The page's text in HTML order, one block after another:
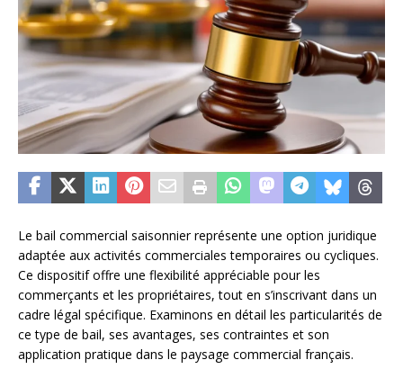
Le bail commercial saisonnier représente une option juridique
adaptée aux activités commerciales temporaires ou cycliques.
Ce dispositif offre une flexibilité appréciable pour les
commerçants et les propriétaires, tout en s’inscrivant dans un
cadre légal spécifique. Examinons en détail les particularités de
ce type de bail, ses avantages, ses contraintes et son
application pratique dans le paysage commercial français.